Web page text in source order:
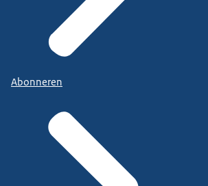
Abonneren